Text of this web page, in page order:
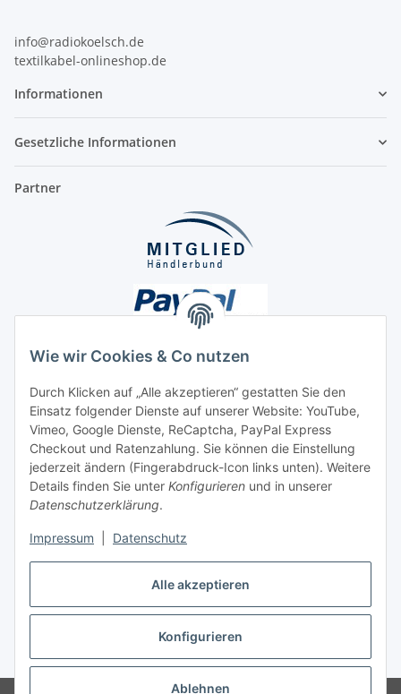
Alle akzeptieren
Konfigurieren
Ablehnen
Wie wir Cookies & Co nutzen
Durch Klicken auf „Alle akzeptieren“ gestatten Sie den
Einsatz folgender Dienste auf unserer Website: YouTube,
Vimeo, Google Dienste, ReCaptcha, PayPal Express
Checkout und Ratenzahlung. Sie können die Einstellung
jederzeit ändern (Fingerabdruck-Icon links unten). Weitere
Details finden Sie unter Konfigurieren und in unserer
Datenschutzerklärung.
Impressum Datenschutz
info@radiokoelsch.de
textilkabel-onlineshop.de
Informationen
Gesetzliche Informationen
Partner
Unsere Seiten
Social Media
Vertrag widerrufen
* Alle Preise inkl. gesetzlicher USt., ** siehe Lieferbedingungen, zzgl.
Versand